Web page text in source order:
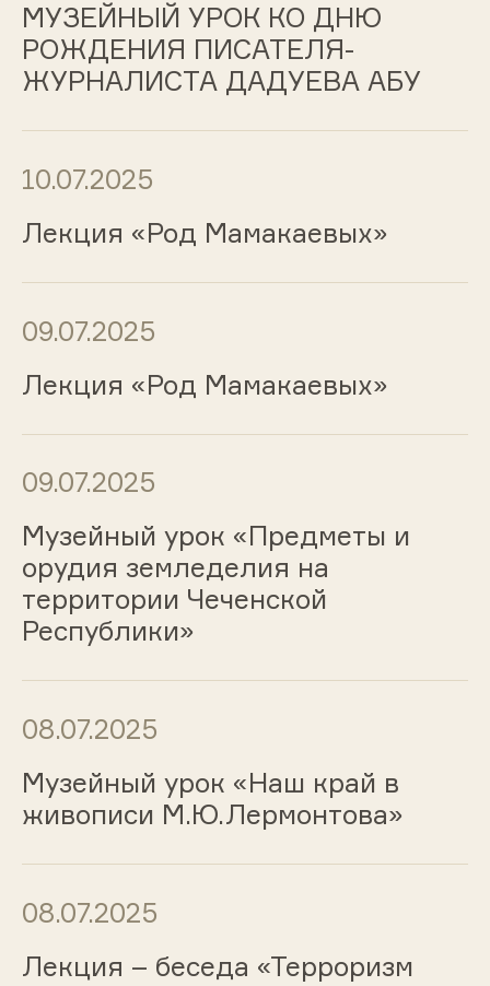
МУЗЕЙНЫЙ УРОК КО ДНЮ
РОЖДЕНИЯ ПИСАТЕЛЯ-
ЖУРНАЛИСТА ДАДУЕВА АБУ
10.07.2025
Лекция «Род Мамакаевых»
09.07.2025
Лекция «Род Мамакаевых»
09.07.2025
Музейный урок «Предметы и
орудия земледелия на
территории Чеченской
Республики»
08.07.2025
Музейный урок «Наш край в
живописи М.Ю.Лермонтова»
08.07.2025
Лекция – беседа «Терроризм